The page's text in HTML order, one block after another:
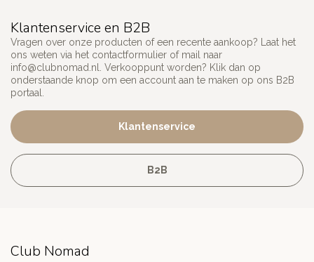
Klantenservice en B2B
Vragen over onze producten of een recente aankoop? Laat het
ons weten via het contactformulier of mail naar
info@clubnomad.nl . Verkooppunt worden? Klik dan op
onderstaande knop om een account aan te maken op ons B2B
portaal.
Klantenservice
B2B
Club Nomad